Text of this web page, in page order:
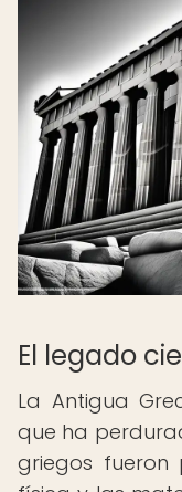
El legado
La Antigua
que ha
griegos fueron